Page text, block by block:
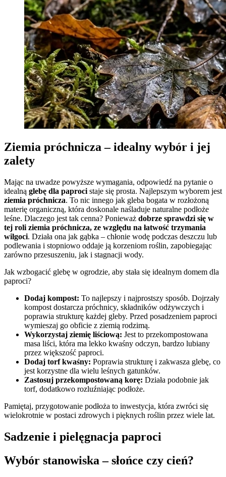
Ziemia próchnicza – idealny wybór i jej
zalety
Mając na uwadze powyższe wymagania, odpowiedź na pytanie o
idealną glebę dla paproci staje się prosta. Najlepszym wyborem jest
ziemia próchnicza. To nic innego jak gleba bogata w rozłożoną
materię organiczną, która doskonale naśladuje naturalne podłoże
leśne. Dlaczego jest tak cenna? Ponieważ dobrze sprawdzi się w
tej roli ziemia próchnicza, ze względu na łatwość trzymania
wilgoci. Działa ona jak gąbka – chłonie wodę podczas deszczu lub
podlewania i stopniowo oddaje ją korzeniom roślin, zapobiegając
zarówno przesuszeniu, jak i stagnacji wody.
Jak wzbogacić glebę w ogrodzie, aby stała się idealnym domem dla
paproci?
Dodaj kompost: To najlepszy i najprostszy sposób. Dojrzały
kompost dostarcza próchnicy, składników odżywczych i
poprawia strukturę każdej gleby. Przed posadzeniem paproci
wymieszaj go obficie z ziemią rodzimą.
Wykorzystaj ziemię liściową: Jest to przekompostowana
masa liści, która ma lekko kwaśny odczyn, bardzo lubiany
przez większość paproci.
Dodaj torf kwaśny: Poprawia strukturę i zakwasza glebę, co
jest korzystne dla wielu leśnych gatunków.
Zastosuj przekompostowaną korę: Działa podobnie jak
torf, dodatkowo rozluźniając podłoże.
Pamiętaj, przygotowanie podłoża to inwestycja, która zwróci się
wielokrotnie w postaci zdrowych i pięknych roślin przez wiele lat.
Sadzenie i pielęgnacja paproci
Wybór stanowiska – słońce czy cień?